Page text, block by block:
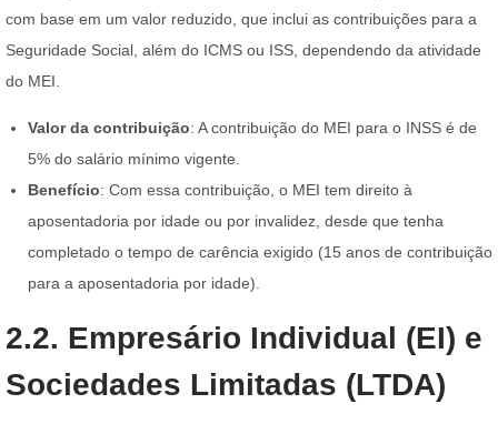
com base em um valor reduzido, que inclui as contribuições para a
Seguridade Social, além do ICMS ou ISS, dependendo da atividade
do MEI.
Valor da contribuição: A contribuição do MEI para o INSS é de
5% do salário mínimo vigente.
Benefício: Com essa contribuição, o MEI tem direito à
aposentadoria por idade ou por invalidez, desde que tenha
completado o tempo de carência exigido (15 anos de contribuição
para a aposentadoria por idade).
2.2. Empresário Individual (EI) e
Sociedades Limitadas (LTDA)